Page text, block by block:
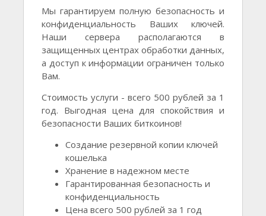
Мы гарантируем полную безопасность и
конфиденциальность Ваших ключей.
Наши сервера располагаются в
защищенных центрах обработки данных,
а доступ к информации ограничен только
Вам.
Стоимость услуги - всего 500 рублей за 1
год. Выгодная цена для спокойствия и
безопасности Ваших биткоинов!
Создание резервной копии ключей
кошелька
Хранение в надежном месте
Гарантированная безопасность и
конфиденциальность
Цена всего 500 рублей за 1 год